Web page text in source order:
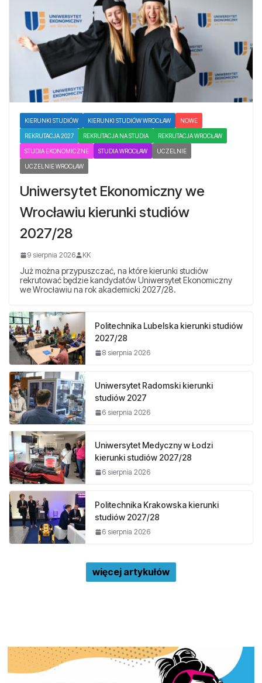
KIERUNKI STUDIÓW KIERUNKI STUDIÓW WROCŁAW NOWE
REKRUTACJA 2027 REKRUTACJA NA STUDIA REKRUTACJA WROCŁAW
STUDIA EKONOMICZNE STUDIA WROCŁAW UCZELNIE
UCZELNIE WROCŁAW
Uniwersytet Ekonomiczny we
Wrocławiu kierunki studiów
2027/28
9 sierpnia 2026 KK
Już można przypuszczać, na które kierunki studiów
rekrutować będzie kandydatów Uniwersytet Ekonomiczny
we Wrocławiu na rok akademicki 2027/28.
Politechnika Lubelska kierunki studiów
2027/28
8 sierpnia 2026
Uniwersytet Radomski kierunki
studiów 2027
6 sierpnia 2026
Uniwersytet Medyczny w Łodzi
kierunki studiów 2027/28
6 sierpnia 2026
Politechnika Krakowska kierunki
studiów 2027/28
6 sierpnia 2026
więcej artykułów